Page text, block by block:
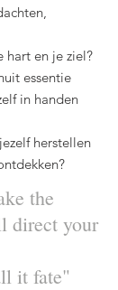
hart en je ziel?
essentie
in handen
herstellen
the
direct your
it fate"